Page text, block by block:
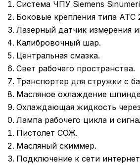
Система ЧПУ Siemens
Боковые крепления типа ATC
Лазерный датчик измерения
Калибровочный шар.
Центральная смазка.
Свет рабочего пространства.
Транспортер для стружки с
Масляное охлаждение
Охлаждающая жидкость
Лампа рабочего цикла и
Пистолет СОЖ.
Масляный скиммер.
Подключение к сети